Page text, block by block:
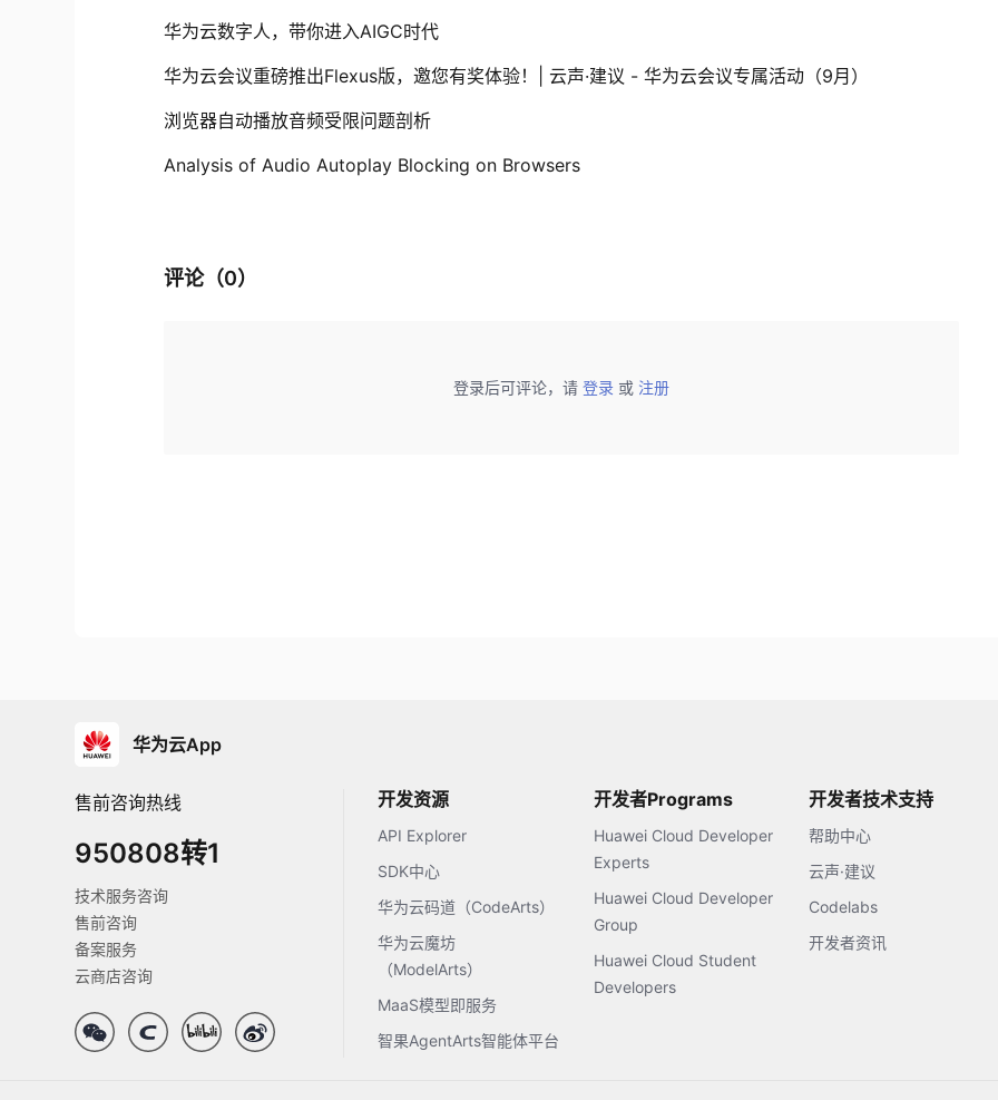
华为云数字人，带你进入AIGC时代
华为云会议重磅推出Flexus版，邀您有奖体验！| 云声·建议 - 华为云会议专属活动（9月）
浏览器自动播放音频受限问题剖析
Analysis of Audio Autoplay Blocking on Browsers
评论（0）
登录后可评论，请 登录 或 注册
华为云App
售前咨询热线
950808转1
技术服务咨询
售前咨询
备案服务
云商店咨询
开发资源
API Explorer
SDK中心
华为云码道（CodeArts）
华为云魔坊
（ModelArts）
MaaS模型即服务
智果AgentArts智能体平台
开发者Programs
Huawei Cloud Developer
Experts
Huawei Cloud Developer
Group
Huawei Cloud Student
Developers
开发者技术支持
帮助中心
云声·建议
Codelabs
开发者资讯